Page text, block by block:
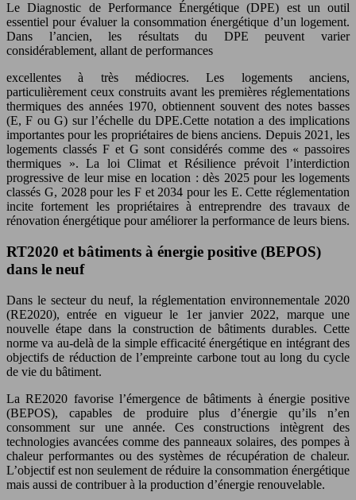
Le Diagnostic de Performance Énergétique (DPE) est un outil
essentiel pour évaluer la consommation énergétique d’un logement.
Dans l’ancien, les résultats du DPE peuvent varier
considérablement, allant de performances
excellentes à très médiocres. Les logements anciens,
particulièrement ceux construits avant les premières réglementations
thermiques des années 1970, obtiennent souvent des notes basses
(E, F ou G) sur l’échelle du DPE.Cette notation a des implications
importantes pour les propriétaires de biens anciens. Depuis 2021, les
logements classés F et G sont considérés comme des « passoires
thermiques ». La loi Climat et Résilience prévoit l’interdiction
progressive de leur mise en location : dès 2025 pour les logements
classés G, 2028 pour les F et 2034 pour les E. Cette réglementation
incite fortement les propriétaires à entreprendre des travaux de
rénovation énergétique pour améliorer la performance de leurs biens.
RT2020 et bâtiments à énergie positive (BEPOS)
dans le neuf
Dans le secteur du neuf, la réglementation environnementale 2020
(RE2020), entrée en vigueur le 1er janvier 2022, marque une
nouvelle étape dans la construction de bâtiments durables. Cette
norme va au-delà de la simple efficacité énergétique en intégrant des
objectifs de réduction de l’empreinte carbone tout au long du cycle
de vie du bâtiment.
La RE2020 favorise l’émergence de bâtiments à énergie positive
(BEPOS), capables de produire plus d’énergie qu’ils n’en
consomment sur une année. Ces constructions intègrent des
technologies avancées comme des panneaux solaires, des pompes à
chaleur performantes ou des systèmes de récupération de chaleur.
L’objectif est non seulement de réduire la consommation énergétique
mais aussi de contribuer à la production d’énergie renouvelable.